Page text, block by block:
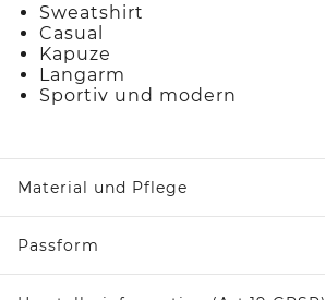
Sweatshirt
Casual
Kapuze
Langarm
Sportiv und modern
Material und Pflege
Passform